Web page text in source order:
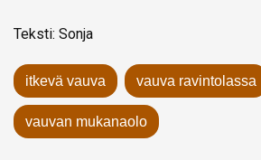
Teksti: Sonja
itkevä vauva vauva ravintolassa
vauvan mukanaolo